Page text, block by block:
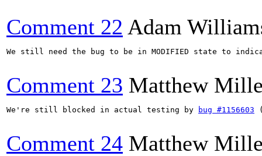
Comment 22 Adam
We still need the bug to be in MODIFIED state to
Comment 23 Matthew
We're still blocked in actual testing by bug #1156603
Comment 24 Matthew